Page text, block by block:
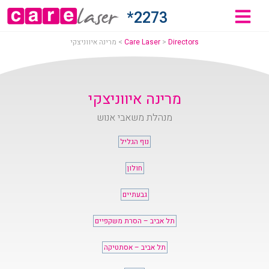
מרינה
איווניצקי
-
2273*
Care Laser > Directors
> מרינה איווניצקי
מרינה איווניצקי
מנהלת משאבי אנוש
נוף הגליל
חולון
גבעתיים
תל אביב – הסרת משקפיים
תל אביב – אסתטיקה